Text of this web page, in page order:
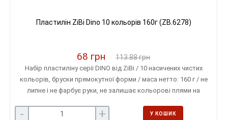
Пластилін ZiBi Dino 10 кольорів 160г (ZB.6278)
68 грн 113.88 грн
Набір пластиліну серії DINO від ZiBi / 10 насичених чистих
кольорів, бруски прямокутної форми / маса нетто: 160 г / не
липне і не фарбує руки, не залишає кольорові плями на
- + У КОШИК